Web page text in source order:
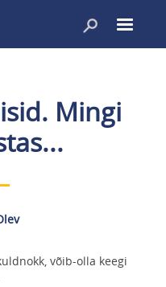
Mingi
võib-olla keegi